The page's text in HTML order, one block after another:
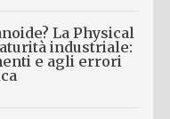
La Physical
industriale:
e agli errori